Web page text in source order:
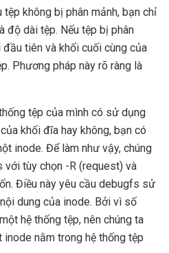
không bị phân mảnh, bạn chỉ
độ dài tệp. Nếu tệp bị phân
tiên và khối cuối cùng của
Phương pháp này rõ ràng là
tệp của mình có sử dụng
khối đĩa hay không, bạn có
inode. Để làm như vậy, chúng
tùy chọn -R (request) và
Điều này yêu cầu debugfs sử
dung của inode. Bởi vì số
hệ thống tệp, nên chúng ta
nằm trong hệ thống tệp